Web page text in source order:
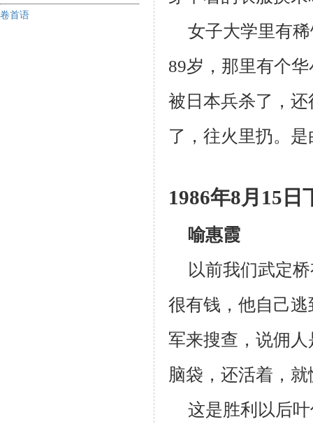
卷首语
女子大学里有
89岁，那里有个
被日本兵杀了，
了，往火里扔。
1986年8月 15 日
喻惠霞
以前我们武定
很有钱，他自己
军来搜查，说佣
脑袋，还活着，
这是胜利以后